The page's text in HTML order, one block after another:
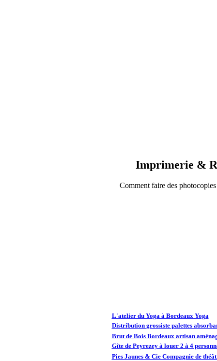
Imprimerie &
Comment faire des
L'atelier du Yoga à Bordeaux Yoga
Distribution grossiste palettes
Brut de Bois Bordeaux artisan
Gîte de Peyrezey à louer 2 à 4
Pies Jaunes & Cie Compagnie de